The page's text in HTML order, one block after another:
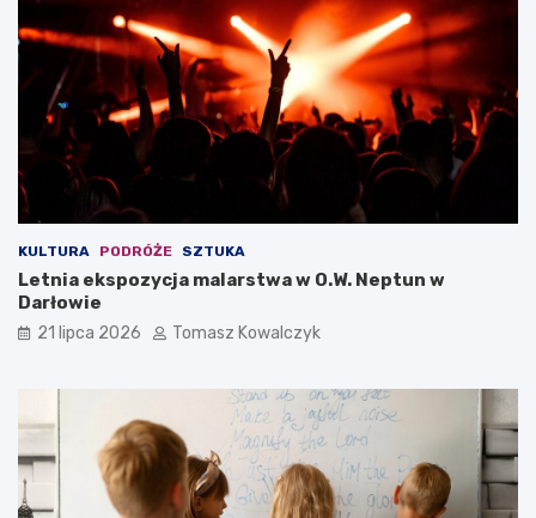
KULTURA PODRÓŻE SZTUKA
Letnia ekspozycja malarstwa w O.W. Neptun w
Darłowie
21 lipca 2026 Tomasz Kowalczyk